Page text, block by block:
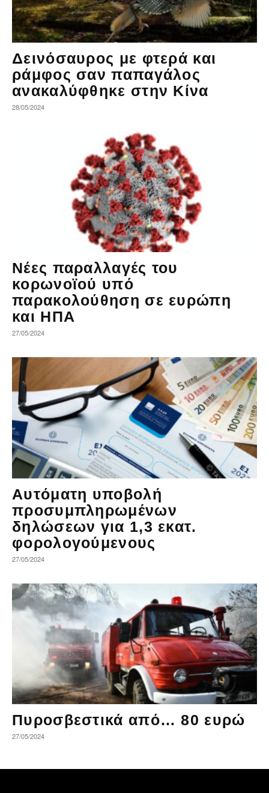
Δεινόσαυρος με φτερά και
ράμφος σαν παπαγάλος
ανακαλύφθηκε στην Κίνα
28/05/2024
Νέες παραλλαγές του
κορωνοϊού υπό
παρακολούθηση σε ευρώπη
και ΗΠΑ
27/05/2024
Αυτόματη υποβολή
προσυμπληρωμένων
δηλώσεων για 1,3 εκατ.
φορολογούμενους
27/05/2024
Πυροσβεστικά από… 80 ευρώ
27/05/2024